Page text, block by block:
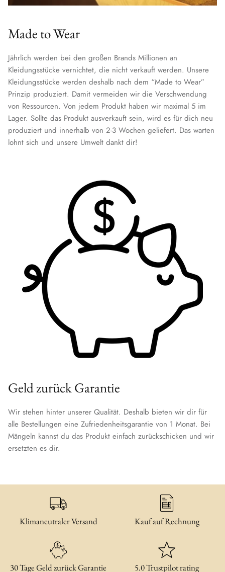
Made to Wear
Jährlich werden bei den großen Brands Millionen an
Kleidungsstücke vernichtet, die nicht verkauft werden. Unsere
Kleidungsstücke werden deshalb nach dem “Made to Wear”
Prinzip produziert. Damit vermeiden wir die Verschwendung
von Ressourcen. Von jedem Produkt haben wir maximal 5 im
Lager. Sollte das Produkt ausverkauft sein, wird es für dich neu
produziert und innerhalb von 2-3 Wochen geliefert. Das warten
lohnt sich und unsere Umwelt dankt dir!
Geld zurück Garantie
Wir stehen hinter unserer Qualität. Deshalb bieten wir dir für
alle Bestellungen eine Zufriedenheitsgarantie von 1 Monat. Bei
Mängeln kannst du das Produkt einfach zurückschicken und wir
ersetzten es dir.
Klimaneutraler Versand Kauf auf Rechnung
30 Tage Geld zurück Garantie 5.0 Trustpilot rating